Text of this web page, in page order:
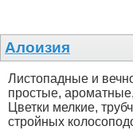
Алоизия
Листопадные и
простые,
Цветки мелкие,
стройных